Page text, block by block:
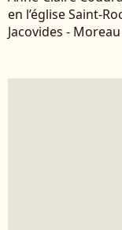
en l’église Saint-
Jacovides -